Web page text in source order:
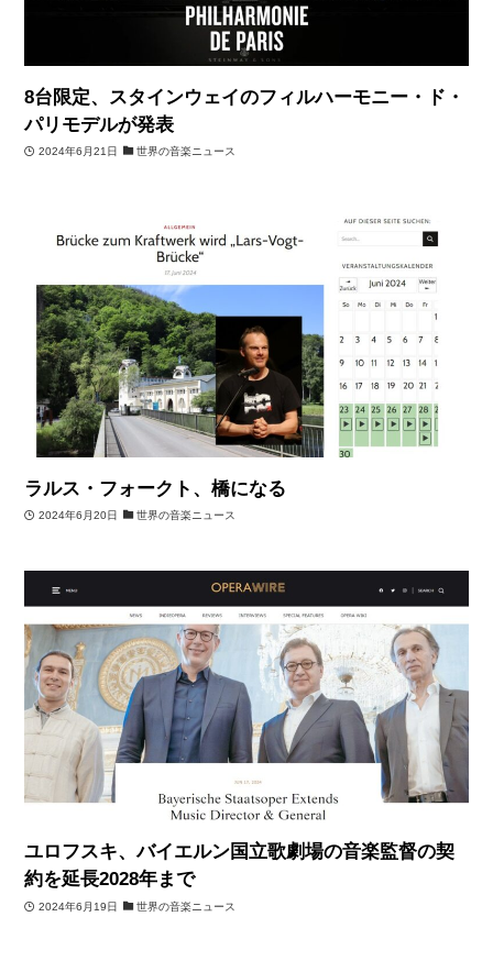
8台限定、スタインウェイのフィルハーモニー・ド・
パリモデルが発表
2024年6月21日 世界の音楽ニュース
ラルス・フォークト、橋になる
2024年6月20日 世界の音楽ニュース
ユロフスキ、バイエルン国立歌劇場の音楽監督の契
約を延長2028年まで
2024年6月19日 世界の音楽ニュース